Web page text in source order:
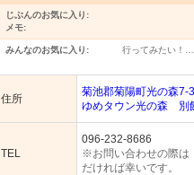
じぶんのお気に入り:
メモ:
みんなのお気に入り: 行ってみたい！…
住所
菊池郡菊陽町光の森7-
ゆめタウン光の森 別
TEL
096-232-8686
※お問い合わせの際は
だければ幸いです。